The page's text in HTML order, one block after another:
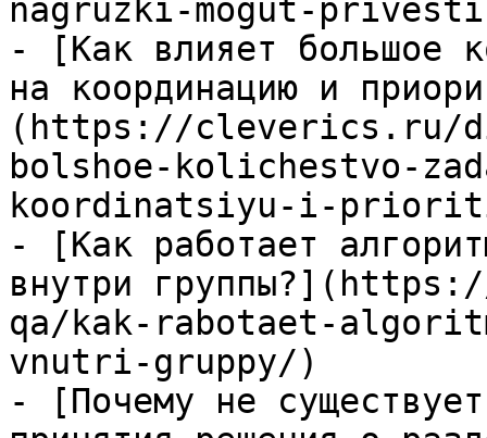
nagruzki-mogut-
- [Как влияет большое
на координацию и
(https://cleverics.ru/
bolshoe-kolichestvo-
koordinatsiyu-i-
- [Как работает
внутри
qa/kak-rabotaet-
vnutri-gruppy/)
- [Почему не